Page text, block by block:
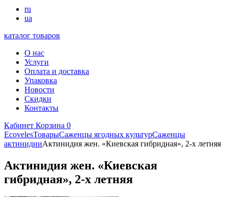
ru
ua
каталог товаров
О нас
Услуги
Оплата и доставка
Упаковка
Новости
Скидки
Контакты
Кабинет Корзина 0
EcovelesТоварыСаженцы ягодных культурСаженцы
актинидииАктинидия жен. «Киевская гибридная», 2-х летняя
Актинидия жен. «Киевская
гибридная», 2-х летняя